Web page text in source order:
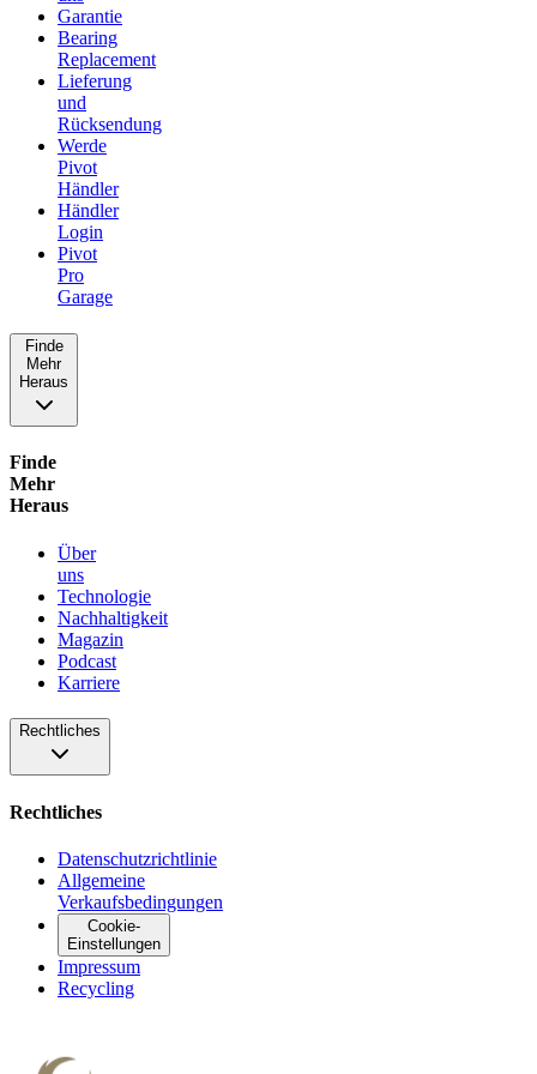
Garantie
Bearing
Replacement
Lieferung
und
Rücksendung
Werde
Pivot
Händler
Händler
Login
Pivot
Pro
Garage
Finde
Mehr
Heraus
Finde
Mehr
Heraus
Über
uns
Technologie
Nachhaltigkeit
Magazin
Podcast
Karriere
Rechtliches
Rechtliches
Datenschutzrichtlinie
Allgemeine
Verkaufsbedingungen
Cookie-
Einstellungen
Impressum
Recycling